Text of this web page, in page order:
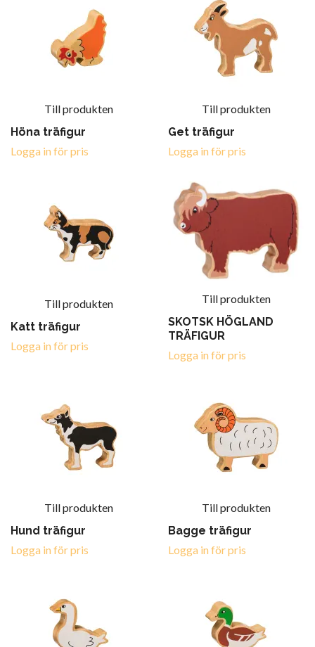
Till produkten
Höna träfigur
Logga in för pris
Till produkten
Get träfigur
Logga in för pris
Till produkten
Katt träfigur
Logga in för pris
Till produkten
SKOTSK HÖGLAND
TRÄFIGUR
Logga in för pris
Till produkten
Hund träfigur
Logga in för pris
Till produkten
Bagge träfigur
Logga in för pris